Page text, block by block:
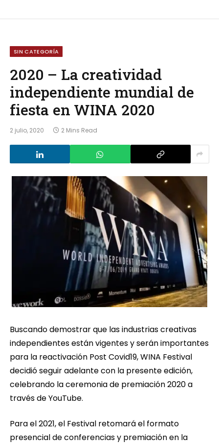
SIN CATEGORÍA
2020 – La creatividad
independiente mundial de
fiesta en WINA 2020
2 julio, 2020 2 Mins Read
Buscando demostrar que las industrias creativas
independientes están vigentes y serán importantes
para la reactivación Post Covid19, WINA Festival
decidió seguir adelante con la presente edición,
celebrando la ceremonia de premiación 2020 a
través de YouTube.
Para el 2021, el Festival retomará el formato
presencial de conferencias y premiación en la